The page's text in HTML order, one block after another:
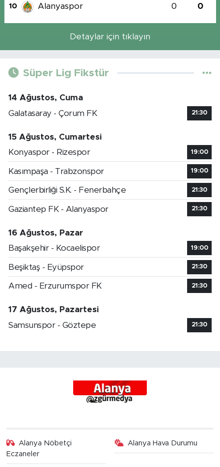
10 Alanyaspor 0 0
Detaylar için tıklayın
Süper Lig Fikstür
14 Ağustos, Cuma
Galatasaray - Çorum FK
21:30
15 Ağustos, Cumartesi
Konyaspor - Rizespor
19:00
Kasımpaşa - Trabzonspor 19:00
Gençlerbirliği S.K. - Fenerbahçe 21:30
Gaziantep FK - Alanyaspor 21:30
16 Ağustos, Pazar
Başakşehir - Kocaelispor
19:00
Beşiktaş - Eyüpspor 21:30
Amed - Erzurumspor FK 21:30
17 Ağustos, Pazartesi
Samsunspor - Göztepe
21:30
Alanya Nöbetçi
Eczaneler
Alanya Hava Durumu